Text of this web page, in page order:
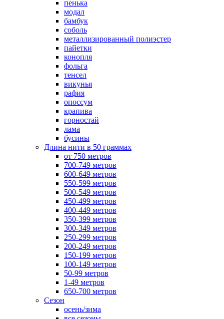
пенька
модал
бамбук
соболь
металлизированный полиэстер
пайетки
конопля
фольга
тенсел
викунья
рафия
опоссум
крапива
горностай
лама
бусины
Длина нити в 50 граммах
от 750 метров
700-749 метров
600-649 метров
550-599 метров
500-549 метров
450-499 метров
400-449 метров
350-399 метров
300-349 метров
250-299 метров
200-249 метров
150-199 метров
100-149 метров
50-99 метров
1-49 метров
650-700 метров
Сезон
осень/зима